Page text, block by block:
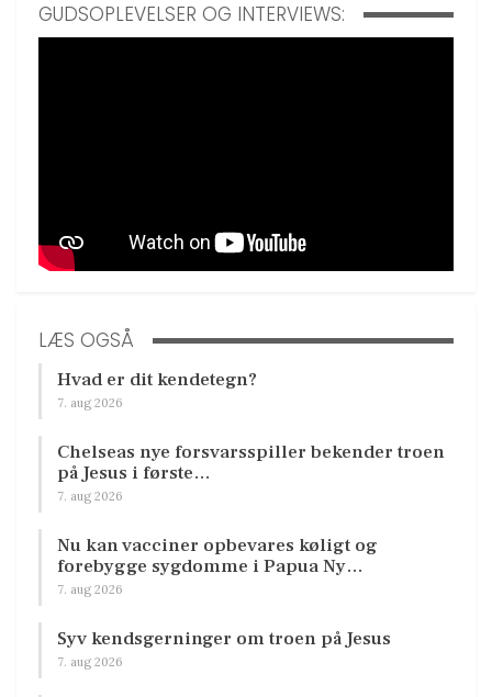
GUDSOPLEVELSER OG INTERVIEWS:
LÆS OGSÅ
Hvad er dit kendetegn?
7. aug 2026
Chelseas nye forsvarsspiller bekender troen
på Jesus i første…
7. aug 2026
Nu kan vacciner opbevares køligt og
forebygge sygdomme i Papua Ny…
7. aug 2026
Syv kendsgerninger om troen på Jesus
7. aug 2026